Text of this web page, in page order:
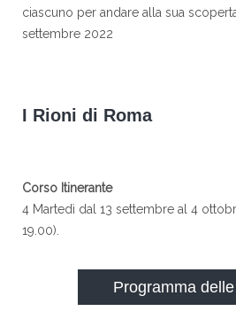
ciascuno per andare alla sua
settembre 2022
I Rioni di Roma
Corso Itinerante
4 Martedì dal 13 settembre al 4
19.00).
Programma